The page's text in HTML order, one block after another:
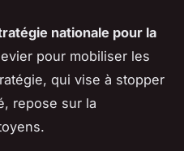
nationale pour la
pour mobiliser les
qui vise à stopper
repose sur la